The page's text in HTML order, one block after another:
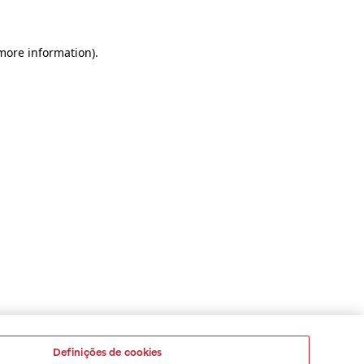
information).
Definições de cookies